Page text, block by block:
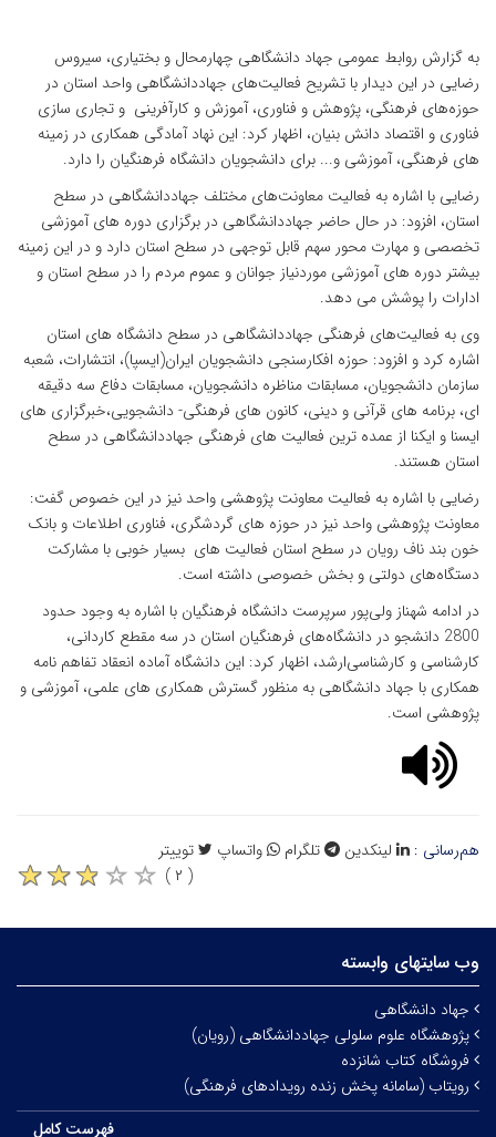
به گزارش روابط عمومی جهاد دانشگاهی چهارمحال و بختیاری، سیروس
رضایی در این دیدار با تشریح فعالیت‌های جهاددانشگاهی واحد استان در
حوزه‌های فرهنگی، پژوهش و فناوری، آموزش و کارآفرینی و تجاری سازی
فناوری و اقتصاد دانش بنیان، اظهار کرد: این نهاد آمادگی همکاری در زمینه
های فرهنگی، آموزشی و... برای دانشجویان دانشگاه فرهنگیان را دارد.
رضایی با اشاره به فعالیت معاونت‌های مختلف جهاددانشگاهی در سطح
استان، افزود: در حال حاضر جهاددانشگاهی در برگزاری دوره های آموزشی
تخصصی و مهارت محور سهم قابل توجهی در سطح استان دارد و در این زمینه
بیشتر دوره های آموزشی موردنیاز جوانان و عموم مردم را در سطح استان و
ادارات را پوشش می دهد.
وی به فعالیت‌های فرهنگی جهاددانشگاهی در سطح دانشگاه های استان
اشاره کرد و افزود: حوزه افکارسنجی دانشجویان ایران(ایسپا)، انتشارات، شعبه
سازمان دانشجویان، مسابقات مناظره دانشجویان، مسابقات دفاع سه دقیقه
ای، برنامه های قرآنی و دینی، کانون های فرهنگی- دانشجویی،خبرگزاری های
ایسنا و ایکنا از عمده ترین فعالیت های فرهنگی جهاددانشگاهی در سطح
استان هستند.
رضایی با اشاره به فعالیت معاونت پژوهشی واحد نیز در این خصوص گفت:
معاونت پژوهشی واحد نیز در حوزه های گردشگری، فناوری اطلاعات و بانک
خون بند ناف رویان در سطح استان فعالیت های بسیار خوبی با مشارکت
دستگاه‌های دولتی و بخش خصوصی داشته است.
در ادامه شهناز ولی‌پور سرپرست دانشگاه فرهنگیان با اشاره به وجود حدود
2800 دانشجو در دانشگاه‌های فرهنگیان استان در سه مقطع کاردانی،
کارشناسی و کارشناسی‌ارشد، اظهار کرد: این دانشگاه آماده انعقاد تفاهم نامه
همکاری با جهاد دانشگاهی به منظور گسترش همکاری های علمی، آموزشی و
پژوهشی است.
هم‌رسانی : لینکدین تلگرام واتساپ
توییتر
( ۲ )
وب سایتهای وابسته
جهاد دانشگاهی
پژوهشگاه علوم سلولی جهاددانشگاهی (رویان)
فروشگاه کتاب شانزده
رویتاب (سامانه پخش زنده رویدادهای فرهنگی)
فهرست کامل